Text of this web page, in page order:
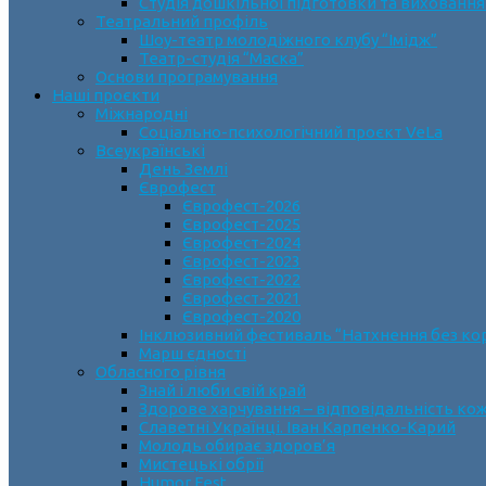
Театральний профіль
Шоу-театр молодіжного клубу “Імідж”
Театр-студія “Маска”
Основи програмування
Наші проєкти
Міжнародні
Соціально-психологічний проєкт VeLa
Всеукраїнські
День Землі
Єврофест
Єврофест-2026
Єврофест-2025
Єврофест-2024
Єврофест-2023
Єврофест-2022
Єврофест-2021
Єврофест-2020
Інклюзивний фестиваль “Натхнення без
Марш єдності
Обласного рівня
Знай і люби свій край
Здорове харчування – відповідальність
Славетні Українці. Іван Карпенко-Карий
Молодь обирає здоров’я
Мистецькі обрії
Humor Fest